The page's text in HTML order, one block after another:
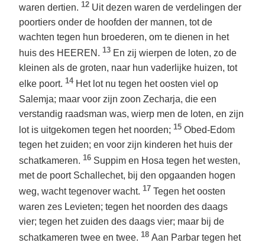
waren dertien. 12 Uit dezen waren de verdelingen der
poortiers onder de hoofden der mannen, tot de
wachten tegen hun broederen, om te dienen in het
huis des HEEREN. 13 En zij wierpen de loten, zo de
kleinen als de groten, naar hun vaderlijke huizen, tot
elke poort. 14 Het lot nu tegen het oosten viel op
Salemja; maar voor zijn zoon Zecharja, die een
verstandig raadsman was, wierp men de loten, en zijn
lot is uitgekomen tegen het noorden; 15 Obed-Edom
tegen het zuiden; en voor zijn kinderen het huis der
schatkameren. 16 Suppim en Hosa tegen het westen,
met de poort Schallechet, bij den opgaanden hogen
weg, wacht tegenover wacht. 17 Tegen het oosten
waren zes Levieten; tegen het noorden des daags
vier; tegen het zuiden des daags vier; maar bij de
schatkameren twee en twee. 18 Aan Parbar tegen het